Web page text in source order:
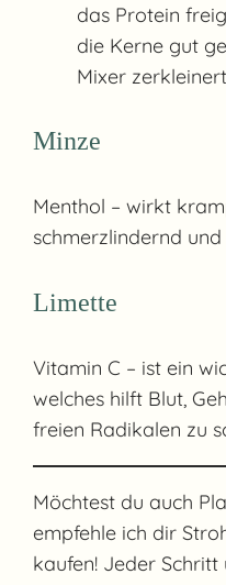
das Protein
die Kerne gut
Mixer
Minze
Menthol – wirkt
schmerzlindernd
Limette
Vitamin C – ist ein
welches hilft Blut,
freien Radikalen zu
Möchtest du auch
empfehle ich dir
kaufen! Jeder